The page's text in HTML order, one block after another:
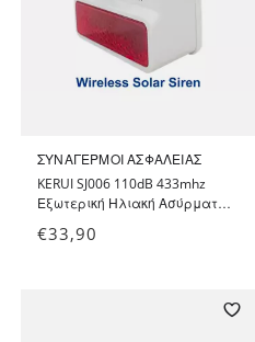
ΣΥΝΑΓΕΡΜΟΊ ΑΣΦΑΛΕΊΑΣ
KERUI SJ006 110dB 433mhz
Εξωτερική Ηλιακή Ασύρματη
Ασφαλείας - Solar Alarm Siren
€33,90